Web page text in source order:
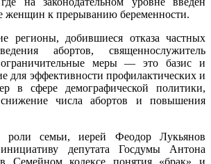
женщин к прерыванию беременности.
регионы, добившиеся отказа частных
абортов, священнослужитель
меры — это базис и
для эффективности профилактических и
в сфере демографической политики,
числа абортов и повышения
роли семьи, иерей Феодор Лукьянов
депутата Госдумы Антона